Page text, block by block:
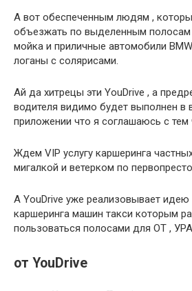
А вот обеспеченным людям ,
объезжать по выделенным полосам
мойка и приличные автомобили
логаны с солярисами.
Ай да хитрецы эти YouDrive , а
водителя видимо будет выполнен в
приложении что я соглашаюсь с тем
Ждем VIP услугу каршеринга
мигалкой и ветерком по
А YouDrive уже реализовывает идею
каршеринга машин такси которым
пользоваться полосами для ОТ ,
от YouDrive